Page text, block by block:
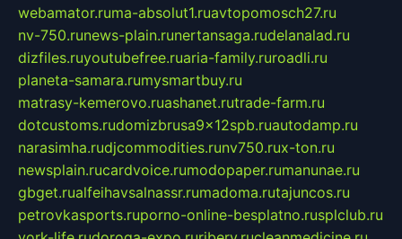
webamator.ruma-absolut1.ruavtopomosch27.ru
nv-750.runews-plain.runertansaga.rudelanalad.ru
dizfiles.ruyoutubefree.ruaria-family.ruroadli.ru
planeta-samara.rumysmartbuy.ru
matrasy-kemerovo.ruashanet.rutrade-farm.ru
dotcustoms.rudomizbrusa9x12spb.ruautodamp.ru
narasimha.rudjcommodities.runv750.rux-ton.ru
newsplain.rucardvoice.rumodopaper.rumanunae.ru
gbget.rualfeihavsalnassr.rumadoma.rutajuncos.ru
petrovkasports.ruporno-online-besplatno.rusplclub.ru